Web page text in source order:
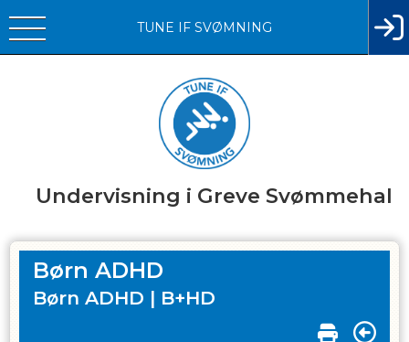
Undervisning i Greve Svømmehal
TUNE IF SVØMNING
Børn ADHD
Børn ADHD | B+HD